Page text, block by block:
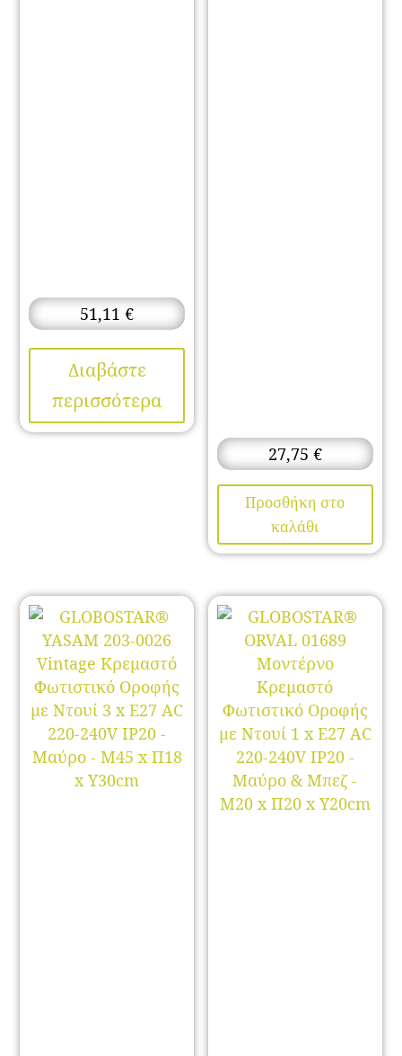
51,11€
Διαβάστε
περισσότερα
27,75 €
Προσθήκη στο
καλάθι